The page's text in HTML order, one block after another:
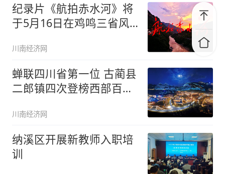
纪录片《航拍赤水河》将
于5月16日在鸡鸣三省风
川南经济网
蝉联四川省第一位 古蔺县
二郎镇四次登榜西部百强
川南经济网
纳溪区开展新教师入职培
训